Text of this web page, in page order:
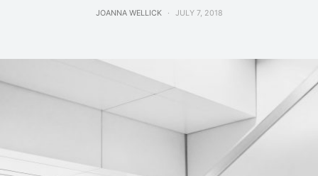
JOANNA WELLICK JULY 7, 2018